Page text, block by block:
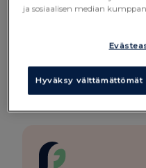
Numeron
ja sosiaalisen median
Hyväksy välttämättömät